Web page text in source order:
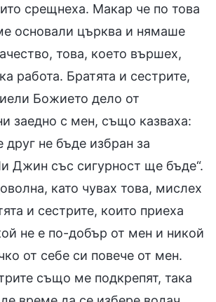
срещнеха. Макар че по това
основали църква и нямаше
това, което вършех,
работа. Братята и сестрите,
Божието дело от
заедно с мен, също казваха:
не бъде избран за
Джин със сигурност ще бъде“.
като чувах това, мислех
и сестрите, които приеха
не е по-добър от мен и никой
от себе си повече от мен.
също ме подкрепят, така